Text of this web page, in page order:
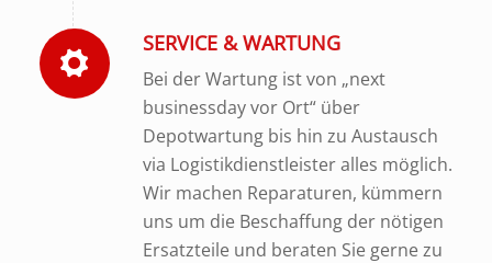
SERVICE & WARTUNG
Bei der Wartung ist von „next
businessday vor Ort“ über
Depotwartung bis hin zu Austausch
via Logistikdienstleister alles möglich.
Wir machen Reparaturen, kümmern
uns um die Beschaffung der nötigen
Ersatzteile und beraten Sie gerne zu